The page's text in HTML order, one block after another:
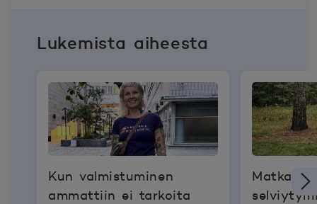
Lukemista aiheesta
Kun valmistuminen
ammattiin ei tarkoita
Matka